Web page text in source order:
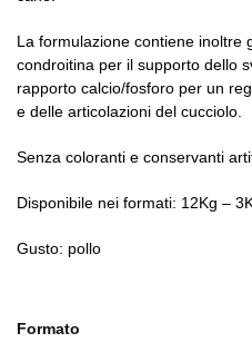
La formulazione contiene inoltre
condroitina per il supporto dello
rapporto calcio/fosforo per un
e delle articolazioni del cucciolo.
Senza coloranti e conservanti
Disponibile nei formati: 12Kg –
Gusto: pollo
Formato